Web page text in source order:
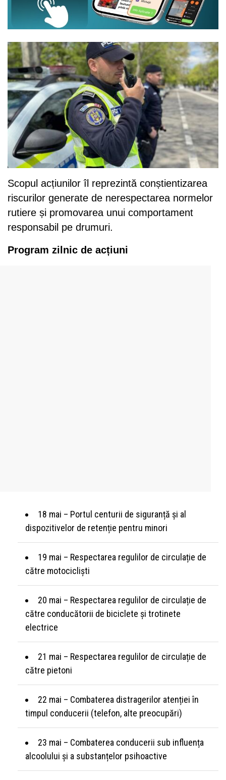
Scopul acțiunilor îl reprezintă conștientizarea
riscurilor generate de nerespectarea normelor
rutiere și promovarea unui comportament
responsabil pe drumuri.
Program zilnic de acțiuni
18 mai – Portul centurii de siguranță și al
dispozitivelor de retenție pentru minori
19 mai – Respectarea regulilor de circulație de
către motocicliști
20 mai – Respectarea regulilor de circulație de
către conducătorii de biciclete și trotinete
electrice
21 mai – Respectarea regulilor de circulație de
către pietoni
22 mai – Combaterea distragerilor atenției în
timpul conducerii (telefon, alte preocupări)
23 mai – Combaterea conducerii sub influența
alcoolului și a substanțelor psihoactive